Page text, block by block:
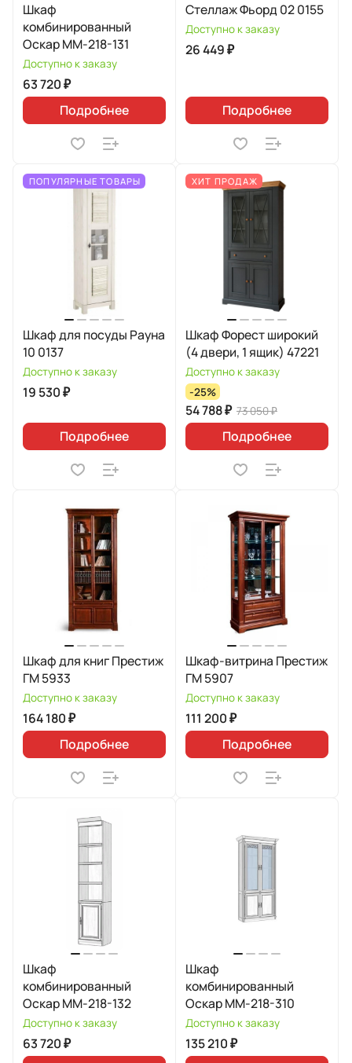
Шкаф
комбинированный
Оскар ММ-218-131
Доступно к заказу
63 720 ₽
Подробнее
Стеллаж Фьорд 02 0155
Доступно к заказу
26 449 ₽
Подробнее
ПОПУЛЯРНЫЕ ТОВАРЫ
Шкаф для посуды Рауна
10 0137
Доступно к заказу
19 530 ₽
Подробнее
ХИТ ПРОДАЖ
Шкаф Форест широкий
(4 двери, 1 ящик) 47221
Доступно к заказу
-25%
54 788 ₽ 73 050 ₽
Подробнее
Шкаф для книг Престиж
ГМ 5933
Доступно к заказу
164 180 ₽
Подробнее
Шкаф-витрина Престиж
ГМ 5907
Доступно к заказу
111 200 ₽
Подробнее
Шкаф
комбинированный
Оскар ММ-218-132
Доступно к заказу
63 720 ₽
Шкаф
комбинированный
Оскар ММ-218-310
Доступно к заказу
135 210 ₽